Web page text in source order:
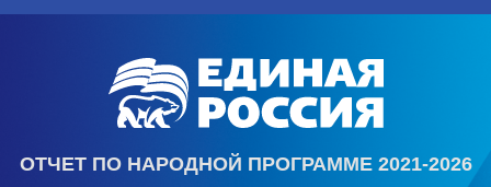
ОТЧЕТ ПО НАРОДНОЙ ПРОГРАММЕ 2021-2026